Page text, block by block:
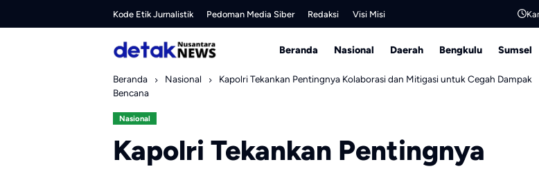
Kode Etik Jurnalistik Pedoman Media Siber Redaksi Visi Misi
Beranda Nasional Daerah Bengkulu Sumsel
Beranda Nasional
Kapolri Tekankan Pentingnya Kolaborasi dan Mitigasi untuk Cegah Dampak
Bencana
Nasional
Kapolri Tekankan Pentingnya